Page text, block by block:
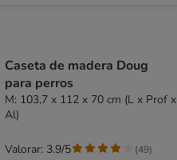
Caseta de madera Doug
para perros
M: 103,7 x 112 x 70 cm (L x Prof x
Al)
Valorar: 3.9/5 (49)